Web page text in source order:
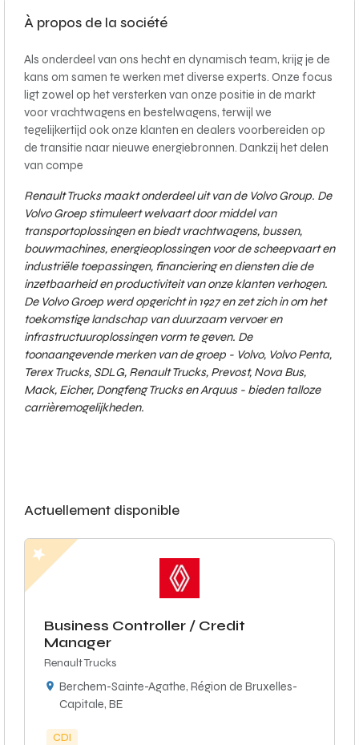
À propos de la société
Als onderdeel van ons hecht en dynamisch team, krijg je de
kans om samen te werken met diverse experts. Onze focus
ligt zowel op het versterken van onze positie in de markt
voor vrachtwagens en bestelwagens, terwijl we
tegelijkertijd ook onze klanten en dealers voorbereiden op
de transitie naar nieuwe energiebronnen. Dankzij het delen
van compe
Renault Trucks maakt onderdeel uit van de Volvo Group. De
Volvo Groep stimuleert welvaart door middel van
transportoplossingen en biedt vrachtwagens, bussen,
bouwmachines, energieoplossingen voor de scheepvaart en
industriële toepassingen, financiering en diensten die de
inzetbaarheid en productiviteit van onze klanten verhogen.
De Volvo Groep werd opgericht in 1927 en zet zich in om het
toekomstige landschap van duurzaam vervoer en
infrastructuuroplossingen vorm te geven. De
toonaangevende merken van de groep - Volvo, Volvo Penta,
Terex Trucks, SDLG, Renault Trucks, Prevost, Nova Bus,
Mack, Eicher, Dongfeng Trucks en Arquus - bieden talloze
carrièremogelijkheden.
Actuellement disponible
Business Controller / Credit
Manager
Renault Trucks
Berchem-Sainte-Agathe, Région de Bruxelles-
Capitale, BE
CDI